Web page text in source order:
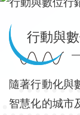
行動與
隨著行動化與
智慧化的城市